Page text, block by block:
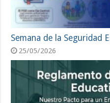
Semana de la Seguridad
25/05/2026